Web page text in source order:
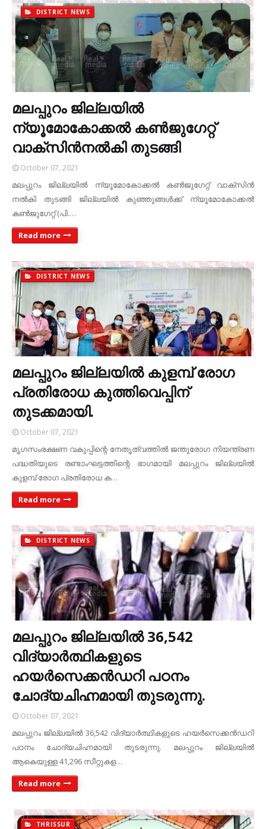
DISTRICT NEWS
മലപ്പുറം ജില്ലയില്‍
ന്യൂമോകോക്കല്‍ കണ്‍ജുഗേറ്റ്
വാക്‌സിന്‍നല്‍കി തുടങ്ങി
October 07, 2021
മലപ്പുറം ജില്ലയില്‍ ന്യൂമോകോക്കല്‍ കണ്‍ജുഗേറ്റ് വാക്‌സിന്‍
നല്‍കി തുടങ്ങി ജില്ലയില്‍ കുഞ്ഞുങ്ങള്‍ക്ക് ന്യൂമോകോക്കല്‍
കണ്‍ജുഗേറ്റ് (പി.…
Read more
DISTRICT NEWS
മലപ്പുറം ജില്ലയില്‍ കുളമ്പ് രോഗ
പ്രതിരോധ കുത്തിവെപ്പിന്
തുടക്കമായി.
October 07, 2021
മൃഗസംരക്ഷണ വകുപ്പിന്റെ നേതൃത്വത്തില്‍ ജന്തുരോഗ നിയന്ത്രണ
പദ്ധതിയുടെ രണ്ടാംഘട്ടത്തിന്റെ ഭാഗമായി മലപ്പുറം ജില്ലയില്‍
കുളമ്പ് രോഗ പ്രതിരോധ ക…
Read more
DISTRICT NEWS
മലപ്പുറം ജില്ലയിൽ 36,542
വിദ്യാര്‍ത്ഥികളുടെ
ഹയര്‍സെക്കന്‍ഡറി പഠനം
ചോദ്യചിഹ്നമായി തുടരുന്നു.
October 07, 2021
മലപ്പുറം ജില്ലയിൽ 36,542 വിദ്യാര്‍ത്ഥികളുടെ ഹയര്‍സെക്കന്‍ഡറി
പഠനം ചോദ്യചിഹ്നമായി തുടരുന്നു. മലപ്പുറം ജില്ലയില്‍
ആകെയുള്ള 41,​296 സീറ്റുകള…
Read more
THRISSUR